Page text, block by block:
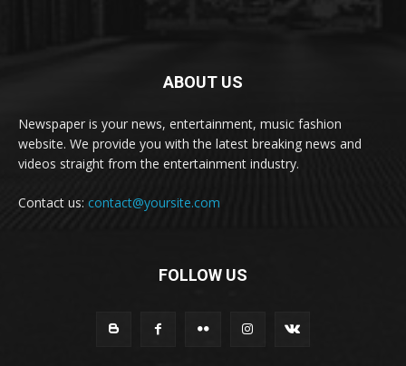
ABOUT US
Newspaper is your news, entertainment, music fashion
website. We provide you with the latest breaking news and
videos straight from the entertainment industry.
Contact us: contact@yoursite.com
FOLLOW US